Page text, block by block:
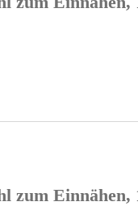
zum